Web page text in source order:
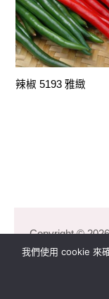
辣椒 5193 雅緻
Copyright ©
我們使用 cookie 來